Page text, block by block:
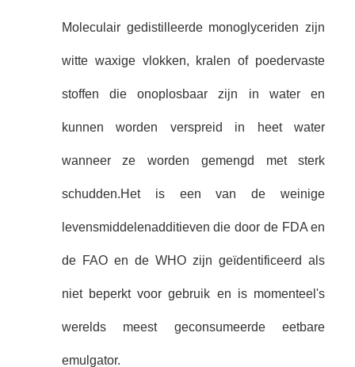
Moleculair gedistilleerde monoglyceriden zijn
witte waxige vlokken, kralen of poedervaste
stoffen die onoplosbaar zijn in water en
kunnen worden verspreid in heet water
wanneer ze worden gemengd met sterk
schudden.Het is een van de weinige
levensmiddelenadditieven die door de FDA en
de FAO en de WHO zijn geïdentificeerd als
niet beperkt voor gebruik en is momenteel's
werelds meest geconsumeerde eetbare
emulgator.